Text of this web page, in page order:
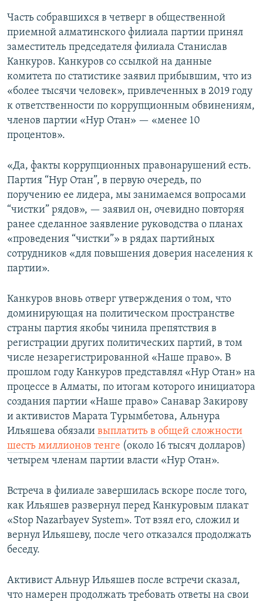
Часть собравшихся в четверг в общественной
приемной алматинского филиала партии принял
заместитель председателя филиала Станислав
Канкуров. Канкуров со ссылкой на данные
комитета по статистике заявил прибывшим, что из
«более тысячи человек», привлеченных в 2019 году
к ответственности по коррупционным обвинениям,
членов партии «Нур Отан» — «менее 10
процентов».
«Да, факты коррупционных правонарушений есть.
Партия “Нур Отан”, в первую очередь, по
поручению ее лидера, мы занимаемся вопросами
“чистки” рядов», — заявил он, очевидно повторяя
ранее сделанное заявление руководства о планах
«проведения “чистки”» в рядах партийных
сотрудников «для повышения доверия населения к
партии».
Канкуров вновь отверг утверждения о том, что
доминирующая на политическом пространстве
страны партия якобы чинила препятствия в
регистрации других политических партий, в том
числе незарегистрированной «Наше право». В
прошлом году Канкуров представлял «Нур Отан» на
процессе в Алматы, по итогам которого инициатора
создания партии «Наше право» Санавар Закирову
и активистов Марата Турымбетова, Альнура
Ильяшева обязали выплатить в общей сложности
шесть миллионов тенге (около 16 тысяч долларов)
четырем членам партии власти «Нур Отан».
Встреча в филиале завершилась вскоре после того,
как Ильяшев развернул перед Канкуровым плакат
«Stop Nazarbayev System». Тот взял его, сложил и
вернул Ильяшеву, после чего отказался продолжать
беседу.
Активист Альнур Ильяшев после встречи сказал,
что намерен продолжать требовать ответы на свои